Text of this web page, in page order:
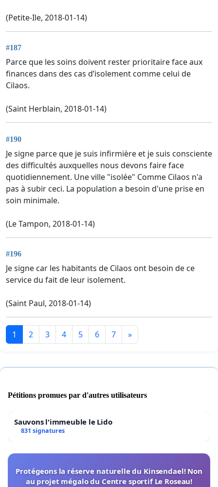
(Petite-Ile, 2018-01-14)
#187
Parce que les soins doivent rester prioritaire face aux
finances dans des cas d’isolement comme celui de
Cilaos.
(Saint Herblain, 2018-01-14)
#190
Je signe parce que je suis infirmière et je suis consciente
des difficultés auxquelles nous devons faire face
quotidiennement. Une ville "isolée" Comme Cilaos n'a
pas à subir ceci. La population a besoin d'une prise en
soin minimale.
(Le Tampon, 2018-01-14)
#196
Je signe car les habitants de Cilaos ont besoin de ce
service du fait de leur isolement.
(Saint Paul, 2018-01-14)
1 2 3 4 5 6 7 »
Pétitions promues par d'autres utilisateurs
Sauvons l'immeuble le Lido
831 signatures
Protégeons la réserve naturelle du Kinsendael! Non
au projet mégalo du Centre sportif Le Roseau!